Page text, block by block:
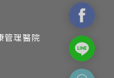
管理醫院